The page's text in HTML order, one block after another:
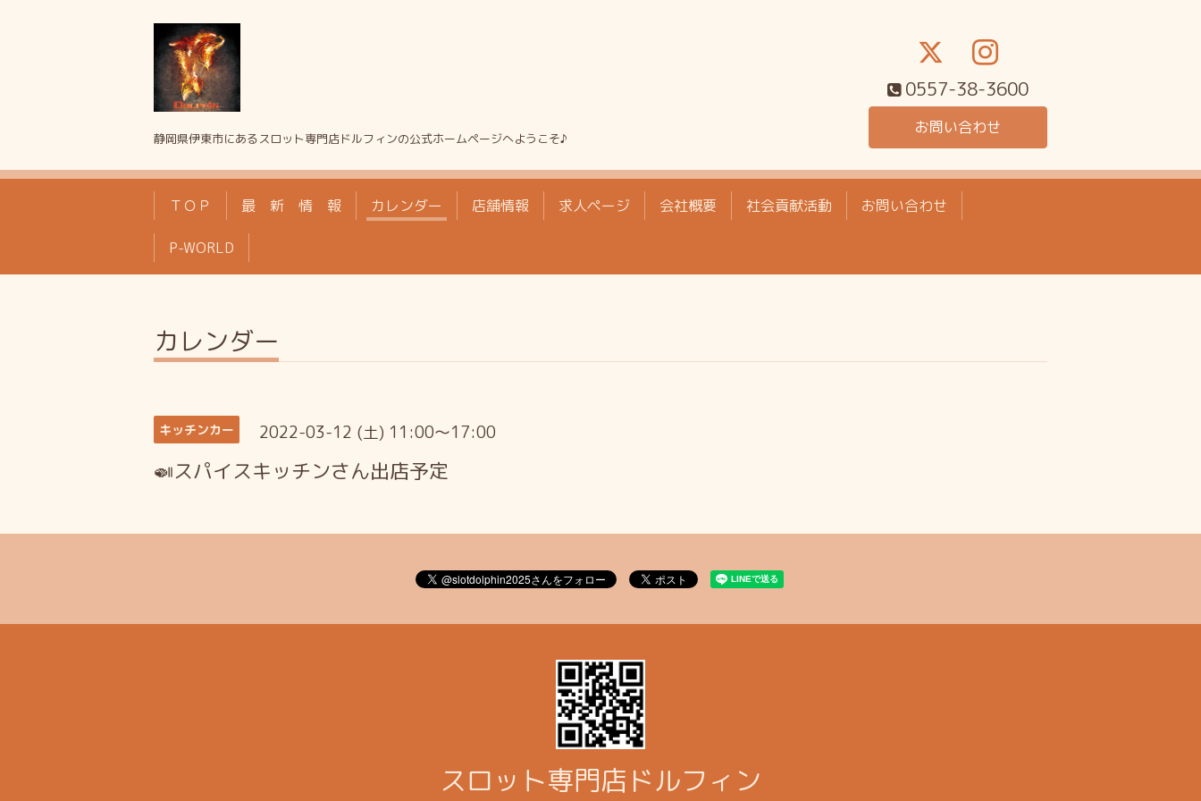
静岡県伊東市にあるスロット専門店ドルフィンの公式ホームページへようこそ♪
0557-38-3600
お問い合わせ
ＴＯＰ 最 新 情 報 カレンダー 店舗情報 求人ページ 会社概要 社会貢献活動 お問い合わせ
P-WORLD
カレンダー
キッチンカー 2022-03-12 (土) 11:00～17:00
🍛スパイスキッチンさん出店予定
スロット専門店ドルフィン